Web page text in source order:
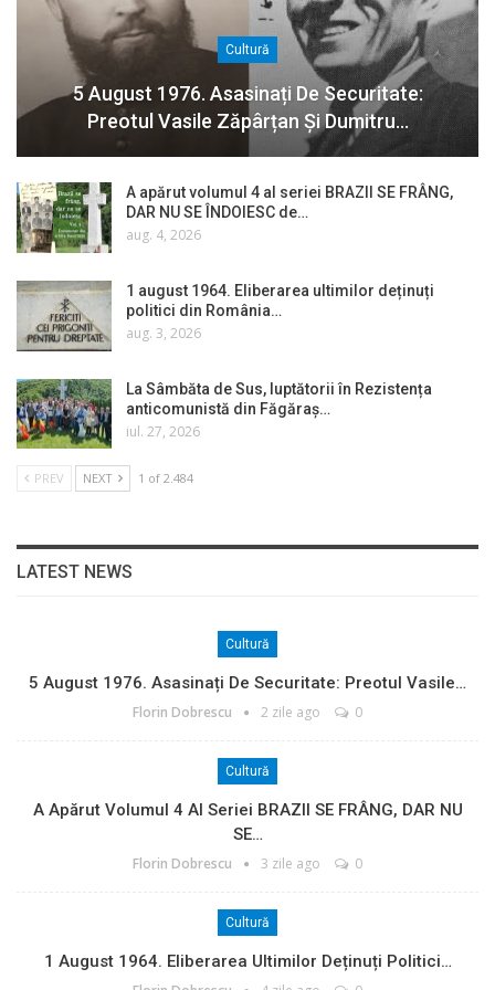
Cultură
5 August 1976. Asasinați De Securitate:
Preotul Vasile Zăpârțan Și Dumitru…
A apărut volumul 4 al seriei BRAZII SE FRÂNG,
DAR NU SE ÎNDOIESC de…
aug. 4, 2026
1 august 1964. Eliberarea ultimilor deținuți
politici din România…
aug. 3, 2026
La Sâmbăta de Sus, luptătorii în Rezistența
anticomunistă din Făgăraș…
iul. 27, 2026
PREV NEXT 1 of 2.484
LATEST NEWS
Cultură
5 August 1976. Asasinați De Securitate: Preotul Vasile…
Florin Dobrescu 2 zile ago 0
Cultură
A Apărut Volumul 4 Al Seriei BRAZII SE FRÂNG, DAR NU
SE…
Florin Dobrescu 3 zile ago 0
Cultură
1 August 1964. Eliberarea Ultimilor Deținuți Politici…